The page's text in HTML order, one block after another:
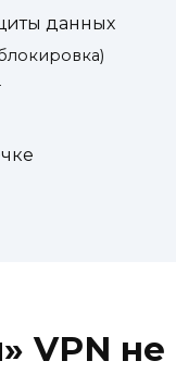
данных
не